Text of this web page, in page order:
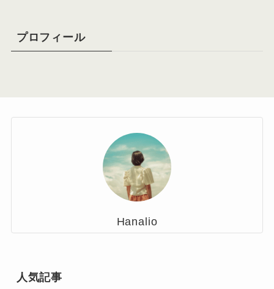
プロフィール
Hanalio
人気記事